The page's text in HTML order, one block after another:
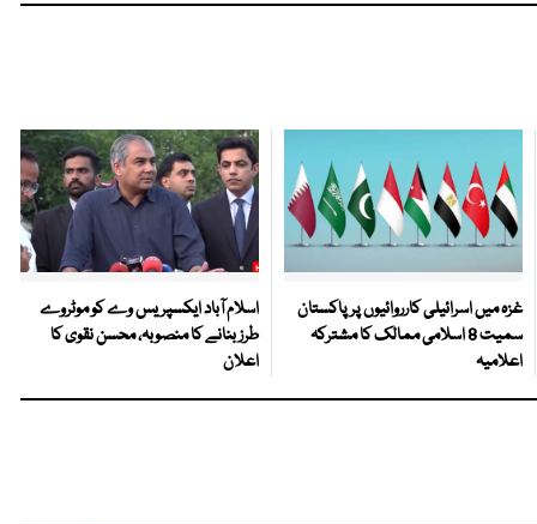
غزہ میں اسرائیلی کارروائیوں پر پاکستان
سمیت 8 اسلامی ممالک کا مشترکہ
اعلامیہ
اسلام آباد ایکسپریس وے کو موٹروے
طرز بنانے کا منصوبہ، محسن نقوی کا
اعلان